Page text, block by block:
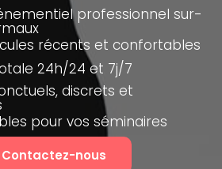
professionnel sur-
récents et confortables
24h/24 et 7j/7
discrets et
pour vos séminaires
Contactez-nous